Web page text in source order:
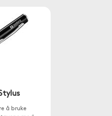
å bruke